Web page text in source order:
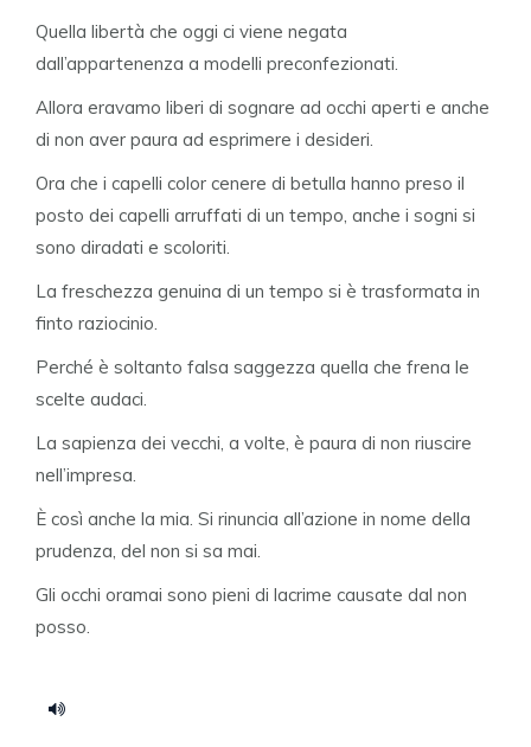
Quella libertà che oggi ci viene negata
dall’appartenenza a modelli preconfezionati.
Allora eravamo liberi di sognare ad occhi aperti e anche
di non aver paura ad esprimere i desideri.
Ora che i capelli color cenere di betulla hanno preso il
posto dei capelli arruffati di un tempo, anche i sogni si
sono diradati e scoloriti.
La freschezza genuina di un tempo si è trasformata in
finto raziocinio.
Perché è soltanto falsa saggezza quella che frena le
scelte audaci.
La sapienza dei vecchi, a volte, è paura di non riuscire
nell’impresa.
È così anche la mia. Si rinuncia all’azione in nome della
prudenza, del non si sa mai.
Gli occhi oramai sono pieni di lacrime causate dal non
posso.